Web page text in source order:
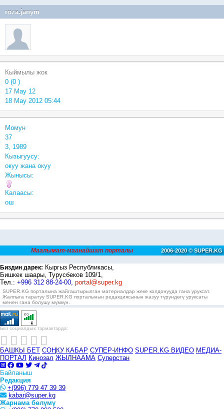
roza.janym
Кыймылы жок
0 (0 )
17 May 12
18 May 2012 05:44
Момун
37
3, 1989
Кызыгуусу:
окуу жана окуу
Жынысы:
Калаасы:
ош
Маалымат-маанайшат порталы 2006-2020 © SUPER.KG
Биздин дарек: Кыргыз Республикасы,
Бишкек шаары, Турусбеков 109/1,
Тел.: +996 312 88-24-00, portal@super.kg
SUPER.KG порталына жайгаштырылган материалдар жеке колдонууда гана уруксат.
Жалпыга таратуу SUPER.KG порталынын редакциясынын жазуу түрүндөгү уруксаты
менен гана болушу мүмкүн.
Биз социалдык тармактарда:
БАШКЫ БЕТ СОҢКУ КАБАР СУПЕР-ИНФО SUPER.KG ВИДЕО МЕДИА-
ПОРТАЛ Кинозал ЖЫЛНААМА Суперстан
Байланыш
Редакция
+(996) 779 47 39 39
kabar@super.kg
Жарнама бөлүмү